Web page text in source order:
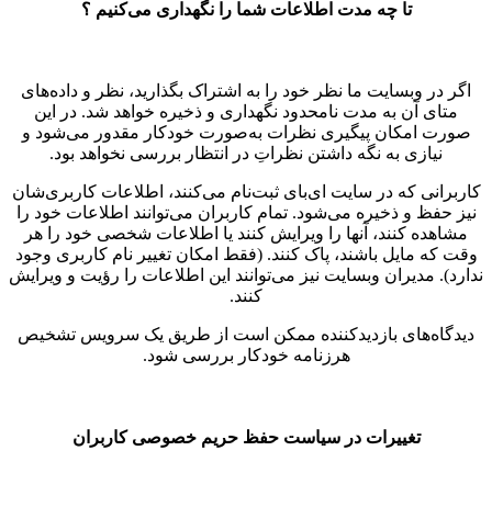
تا چه مدت اطلاعات شما را نگهداری می‌کنیم ؟
اگر در وبسایت ما نظر خود را به اشتراک بگذارید، نظر و داده‌های
متای آن به مدت نامحدود نگهداری و ذخیره خواهد شد. در این
صورت امکان پیگیری نظرات به‌صورت خودکار مقدور می‌شود و
نیازی به نگه داشتن نظراتِ در انتظار بررسی نخواهد بود.
کاربرانی که در سایت ای‌بای ثبت‌نام می‌کنند، اطلاعات کاربری‌شان
نیز حفظ و ذخیره می‌شود. تمام کاربران می‌توانند اطلاعات خود را
مشاهده کنند، آنها را ویرایش کنند یا اطلاعات شخصی خود را هر
وقت که مایل باشند، پاک کنند. (فقط امکان تغییر نام کاربری وجود
ندارد). مدیران وبسایت نیز می‌توانند این اطلاعات را رؤیت و ویرایش
کنند.
دیدگاه‌های بازدیدکننده ممکن است از طریق یک سرویس تشخیص
هرزنامه خودکار بررسی شود.
تغییرات در سیاست حفظ حریم خصوصی کاربران